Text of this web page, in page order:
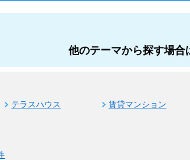
他のテーマから探す場合
テラスハウス 賃貸マンション